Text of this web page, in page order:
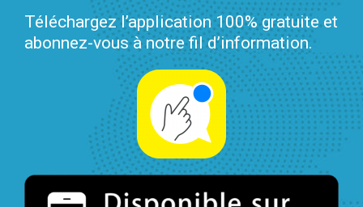
Téléchargez l’application 100% gratuite et
abonnez-vous à notre fil d’information.